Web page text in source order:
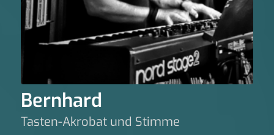
Bernhard
Tasten-Akrobat und Stimme